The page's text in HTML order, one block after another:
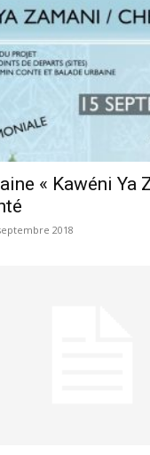
« Kawéni Ya
2018